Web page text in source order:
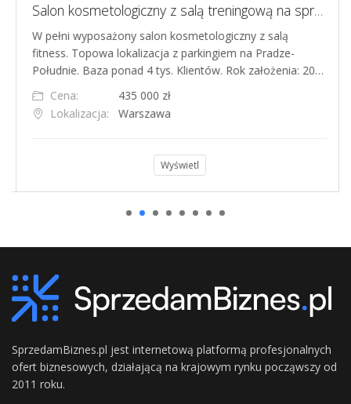
Salon kosmetologiczny z salą treningową na sprzedaż Warszawa Praga-Południe - gotowy biznes z bazą 4 tys. klientów
W pełni wyposażony salon kosmetologiczny z salą
fitness. Topowa lokalizacja z parkingiem na Pradze-
Południe. Baza ponad 4 tys. Klientów. Rok założenia: 20…
Cena:
435 000 zł
Lokalizacja:
Warszawa
Wyświetl
SprzedamBiznes.pl jest internetową platformą profesjonalnych
ofert biznesowych, działającą na krajowym rynku począwszy od
2011 roku.